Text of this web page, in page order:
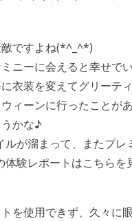
敵ですよね(*^_^*)
ニーに会えると幸せで
衣装を変えてグリーテ
ィーンに行ったことが
かな♪
ルが溜まって、またプレ
体験レポートはこちら
を使用できず、久々に